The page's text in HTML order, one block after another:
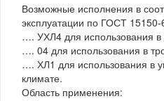
Возможные исполнения в
эксплуатации по ГОСТ 15150-
…. УХЛ4 для использования
…. 04 для использования в
…. ХЛ1 для использования в
климате.
Область применения: